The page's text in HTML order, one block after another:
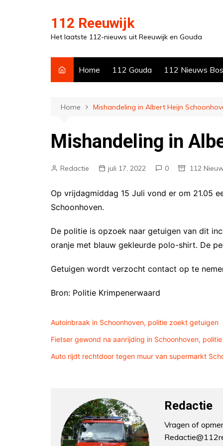
112 Reeuwijk
Het laatste 112-nieuws uit Reeuwijk en Gouda
Home 112 Gouda 112 Nieuws
Home Mishandeling in Albert Heijn
Mishandeling in
Redactie juli 17, 2022 0 112
Op vrijdagmiddag 15 Juli vond er om 21.05
Schoonhoven.
De politie is opzoek naar getuigen van dit
oranje met blauw gekleurde polo-shirt. De
Getuigen wordt verzocht contact op te
Bron: Politie Krimpenerwaard
Autoinbraak in Schoonhoven, politie zoekt getuigen
Fietser gewond na aanrijding in Schoonhoven,
Auto rijdt rechtdoor tegen muur van supermarkt
Redactie
Vragen of